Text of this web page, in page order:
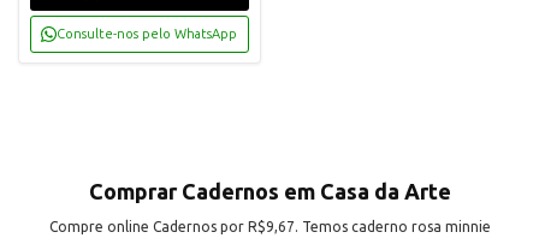
Consulte-nos pelo WhatsApp
Comprar Cadernos em Casa da Arte
Compre online Cadernos por R$9,67. Temos caderno rosa minnie